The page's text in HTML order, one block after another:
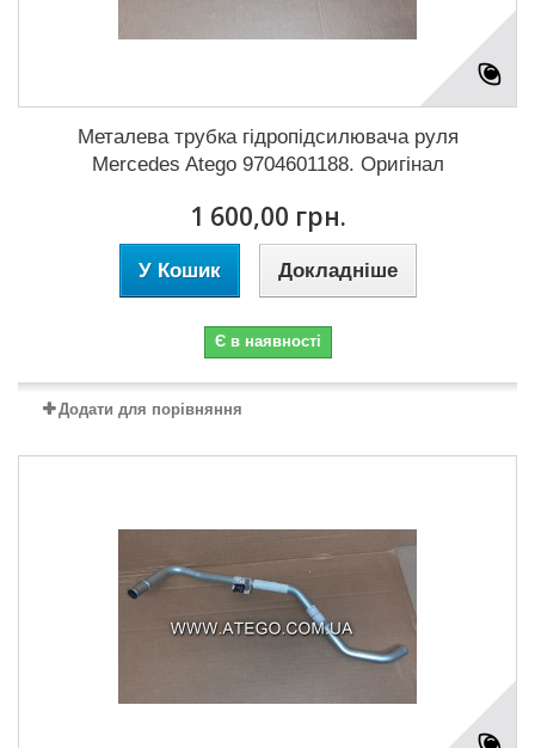
Металева трубка гідропідсилювача руля
Mercedes Atego 9704601188. Оригінал
1 600,00 грн.
У Кошик Докладніше
Є в наявності
Додати для порівняння